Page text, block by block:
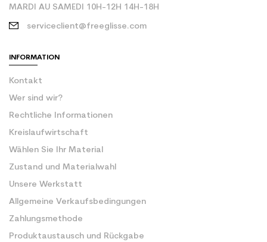
MARDI AU SAMEDI 10H-12H 14H-18H
serviceclient@freeglisse.com
INFORMATION
Kontakt
Wer sind wir?
Rechtliche Informationen
Kreislaufwirtschaft
Wählen Sie Ihr Material
Zustand und Materialwahl
Unsere Werkstatt
Allgemeine Verkaufsbedingungen
Zahlungsmethode
Produktaustausch und Rückgabe